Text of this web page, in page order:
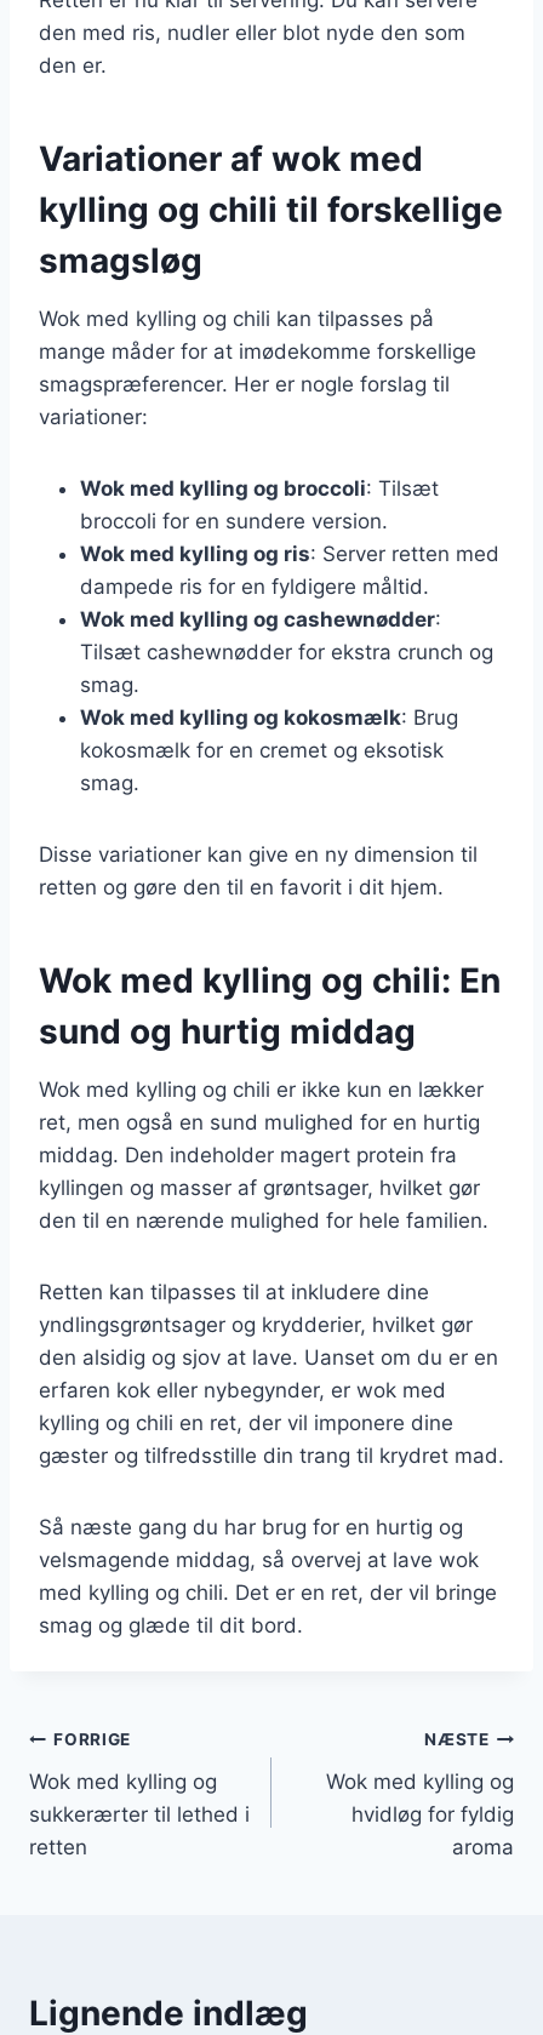
den med ris, nudler eller blot nyde den som
den er.
Variationer af wok med
kylling og chili til forskellige
smagsløg
Wok med kylling og chili kan tilpasses på
mange måder for at imødekomme forskellige
smagspræferencer. Her er nogle forslag til
variationer:
Wok med kylling og broccoli: Tilsæt
broccoli for en sundere version.
Wok med kylling og ris: Server retten med
dampede ris for en fyldigere måltid.
Wok med kylling og cashewnødder:
Tilsæt cashewnødder for ekstra crunch og
smag.
Wok med kylling og kokosmælk: Brug
kokosmælk for en cremet og eksotisk
smag.
Disse variationer kan give en ny dimension til
retten og gøre den til en favorit i dit hjem.
Wok med kylling og chili: En
sund og hurtig middag
Wok med kylling og chili er ikke kun en lækker
ret, men også en sund mulighed for en hurtig
middag. Den indeholder magert protein fra
kyllingen og masser af grøntsager, hvilket gør
den til en nærende mulighed for hele familien.
Retten kan tilpasses til at inkludere dine
yndlingsgrøntsager og krydderier, hvilket gør
den alsidig og sjov at lave. Uanset om du er en
erfaren kok eller nybegynder, er wok med
kylling og chili en ret, der vil imponere dine
gæster og tilfredsstille din trang til krydret mad.
Så næste gang du har brug for en hurtig og
velsmagende middag, så overvej at lave wok
med kylling og chili. Det er en ret, der vil bringe
smag og glæde til dit bord.
Indlægsnavigation
FORRIGE
Wok med kylling og
sukkerærter til lethed i
retten
NÆSTE
Wok med kylling og
hvidløg for fyldig
aroma
Lignende indlæg